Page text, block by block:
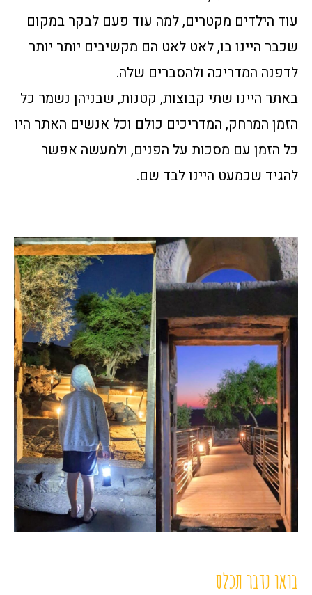
עוד הילדים מקטרים, למה עוד פעם לבקר במקום
שכבר היינו בו, לאט לאט הם מקשיבים יותר יותר
לדפנה המדריכה ולהסברים שלה.
באתר היינו שתי קבוצות, קטנות, שבניהן נשמר כל
הזמן המרחק, המדריכים כולם וכל אנשים האתר היו
כל הזמן עם מסכות על הפנים, ולמעשה אפשר
להגיד שכמעט היינו לבד שם.
בואו נדבר תכלס